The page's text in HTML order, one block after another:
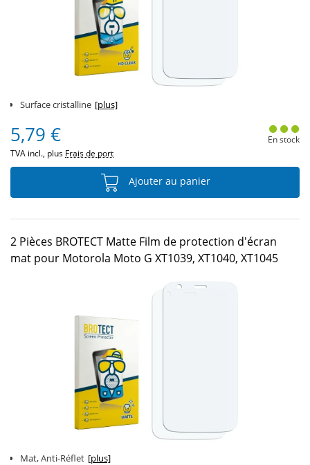
Surface cristalline [plus]
5,79 €
TVA incl., plus Frais de port
En stock
Ajouter au panier
2 Pièces BROTECT Matte Film de protection d'écran
mat pour Motorola Moto G XT1039, XT1040, XT1045
Mat, Anti-Réflet [plus]